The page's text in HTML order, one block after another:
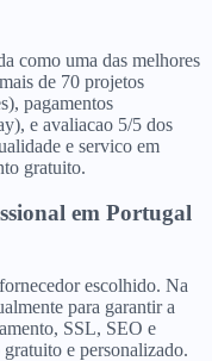
como uma das melhores
de 70 projetos
pagamentos
e avaliacao 5/5 dos
e servico em
gratuito.
em Portugal
escolhido. Na
para garantir a
SSL, SEO e
e personalizado.